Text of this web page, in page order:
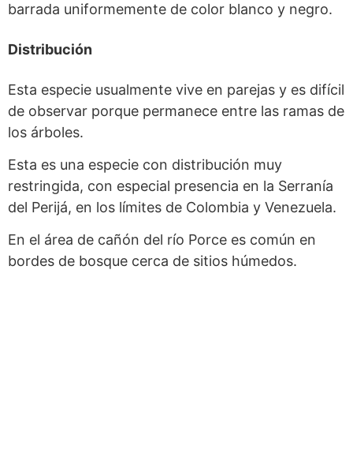
barrada uniformemente de color blanco y negro.
Distribución
Esta especie usualmente vive en parejas y es difícil
de observar porque permanece entre las ramas de
los árboles.
Esta es una especie con distribución muy
restringida, con especial presencia en la Serranía
del Perijá, en los límites de Colombia y Venezuela.
En el área de cañón del río Porce es común en
bordes de bosque cerca de sitios húmedos.